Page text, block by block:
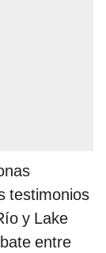
testimonios
y Lake
entre